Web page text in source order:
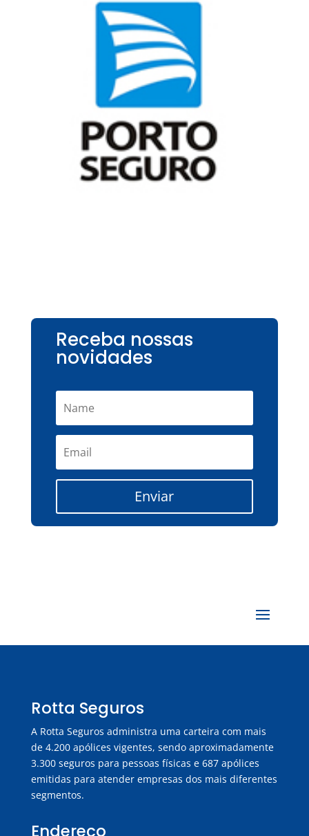
Receba nossas
novidades
Enviar
Rotta Seguros
A Rotta Seguros administra uma carteira com mais
de 4.200 apólices vigentes, sendo aproximadamente
3.300 seguros para pessoas físicas e 687 apólices
emitidas para atender empresas dos mais diferentes
segmentos.
Endereço